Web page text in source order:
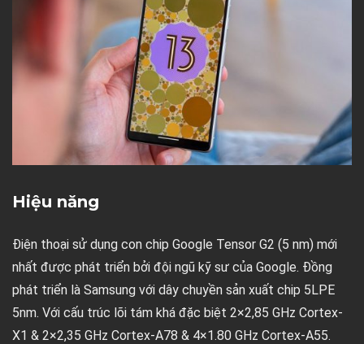
Hiệu năng
Điện thoại sử dụng con chip Google Tensor G2 (5 nm) mới
nhất được phát triển bởi đội ngũ kỹ sư của Google. Đồng
phát triển là Samsung với dây chuyền sản xuất chip 5LPE
5nm. Với cấu trúc lõi tám khá đặc biệt 2×2,85 GHz Cortex-
X1 & 2×2,35 GHz Cortex-A78 & 4×1.80 GHz Cortex-A55.